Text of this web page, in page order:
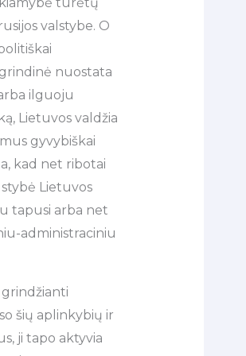
turėtų
valstybe. O
nuostata
ilguoju
Lietuvos valdžia
gyvybiškai
kad net ribotai
Lietuvos
tapusi arba net
administraciniu
šių aplinkybių ir
ji tapo aktyvia